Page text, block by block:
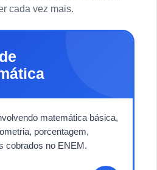
cada vez mais.
matemática básica,
porcentagem,
cobrados no ENEM.